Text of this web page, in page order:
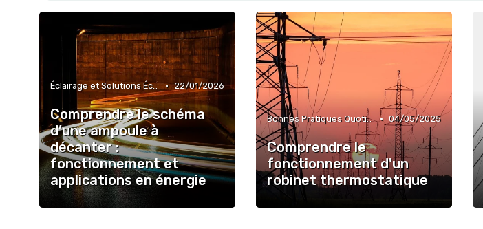
Éclairage et Solutions Économiques • 22/01/2026
Comprendre le schéma
d’une ampoule à
décanter :
fonctionnement et
applications en énergie
Bonnes Pratiques Quotidiennes • 04/05/2025
Comprendre le
fonctionnement d'un
robinet thermostatique